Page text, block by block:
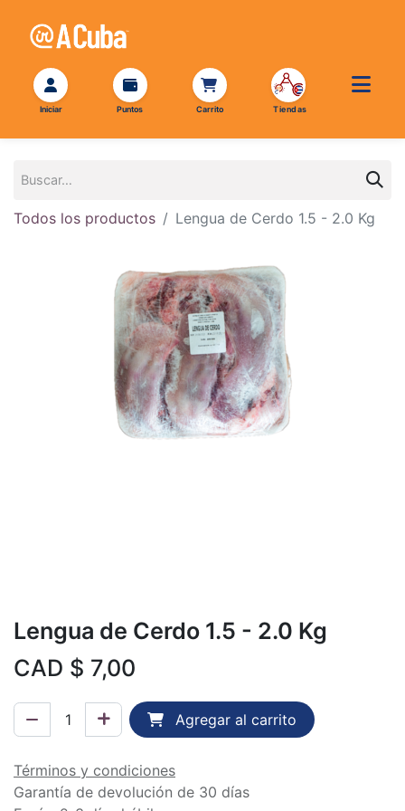
Todos los productos Lengua de Cerdo 1.5 - 2.0 Kg
Lengua de Cerdo 1.5 - 2.0 Kg
CAD $ 7,00
Agregar al carrito
Términos y condiciones
Garantía de devolución de 30 días